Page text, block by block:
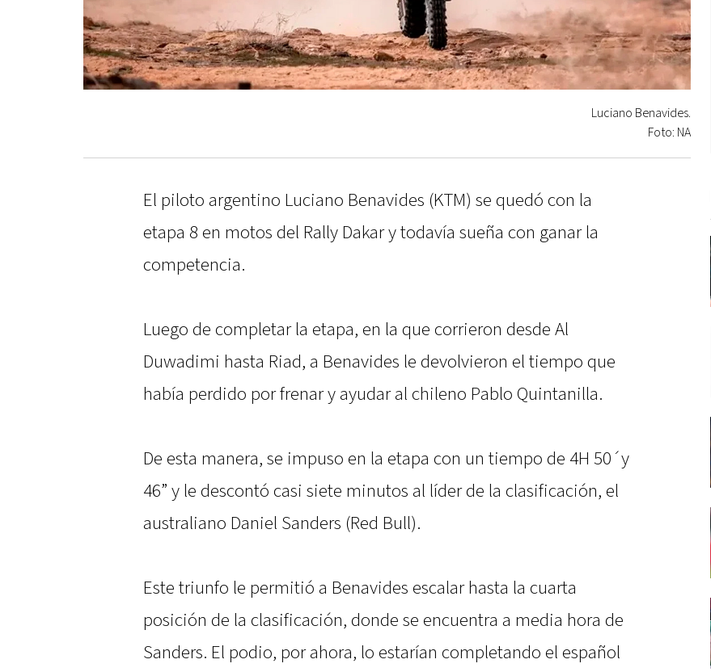
Luciano Benavides.
Foto: NA
El piloto argentino Luciano Benavides (KTM) se quedó con la
etapa 8 en motos del Rally Dakar y todavía sueña con ganar la
competencia.
Luego de completar la etapa, en la que corrieron desde Al
Duwadimi hasta Riad, a Benavides le devolvieron el tiempo que
había perdido por frenar y ayudar al chileno Pablo Quintanilla.
De esta manera, se impuso en la etapa con un tiempo de 4H 50´y
46” y le descontó casi siete minutos al líder de la clasificación, el
australiano Daniel Sanders (Red Bull).
Este triunfo le permitió a Benavides escalar hasta la cuarta
posición de la clasificación, donde se encuentra a media hora de
Sanders. El podio, por ahora, lo estarían completando el español